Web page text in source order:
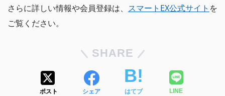
さらに詳しい情報や会員登録は、 スマートEX公式サイト を
ご覧ください。
SHARE
ポスト シェア はてブ LINE